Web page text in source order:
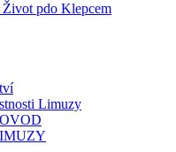
Život pdo Klepcem
Limuzy